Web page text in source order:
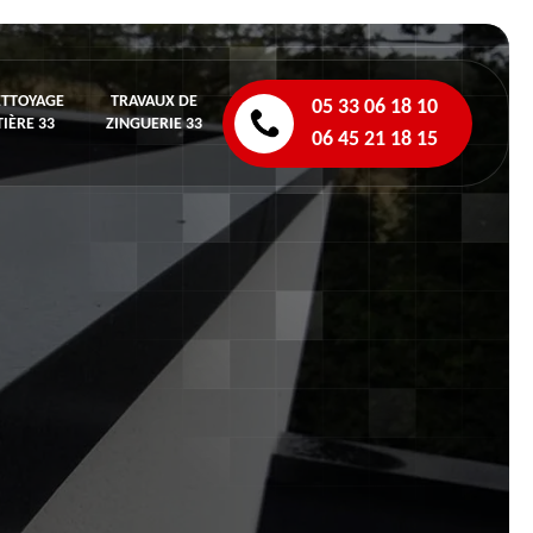
33
TRAVAUX DE
ZINGUERIE 33
05 33 06 18 10
06 45 21 18 15